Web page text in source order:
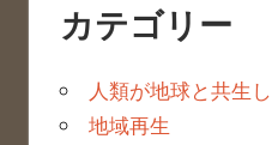
カテゴリー
人類が地球と共生
地域再生